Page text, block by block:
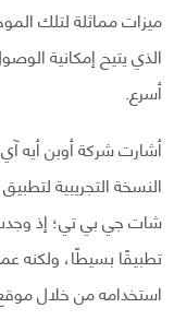
الذي يتيح إمكانية
أسرع.
أشارت شركة أوبن أيه آي
النسخة التجريبية
شات جي بي تي؛ إذ وجدت
تطبيقًا بسيطًا، ولكنه
استخدامه من خلال